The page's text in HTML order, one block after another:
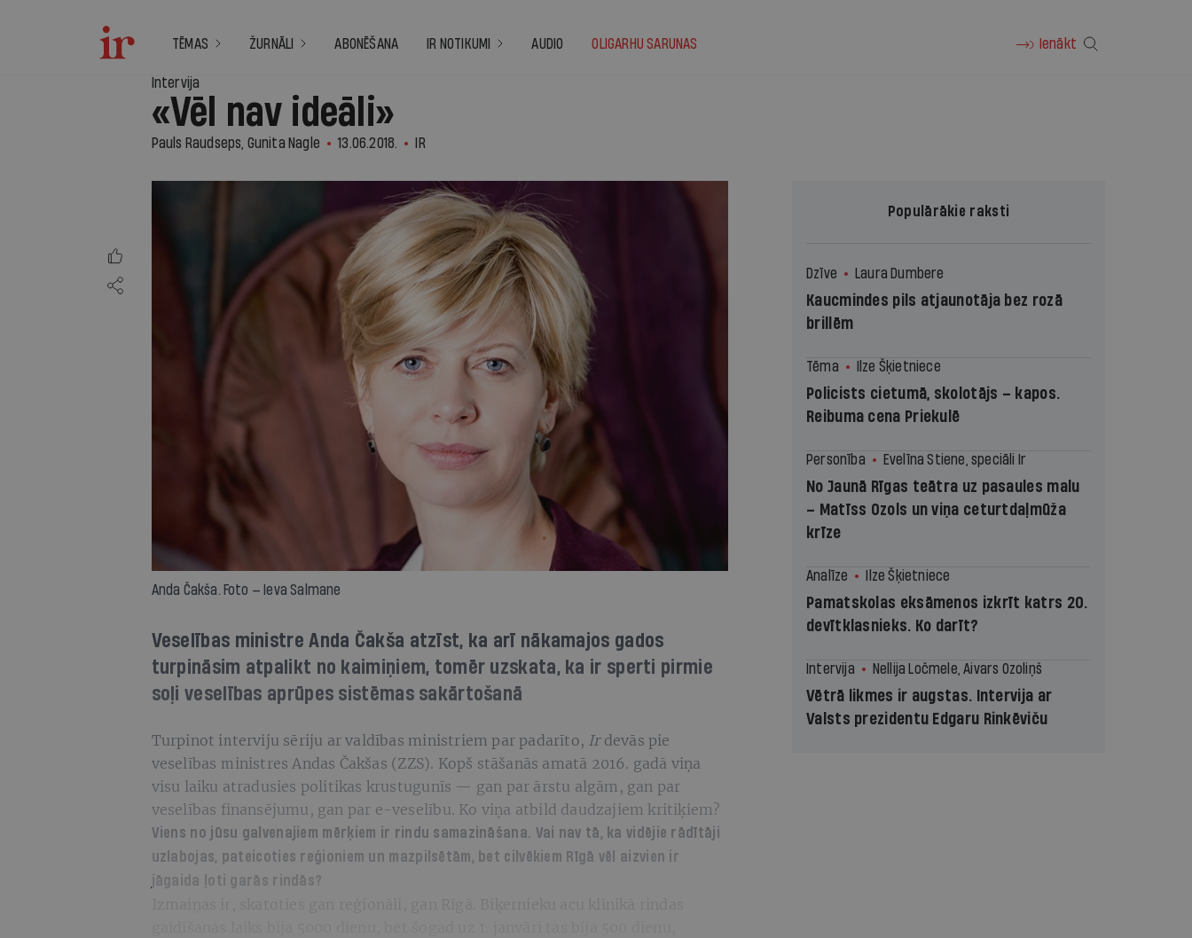
TĒMAS ŽURNĀLI ABONĒŠANA IR NOTIKUMI AUDIO OLIGARHU SARUNAS Ienākt
Intervija
«Vēl nav ideāli»
Pauls Raudseps, Gunita Nagle 13.06.2018. IR
Anda Čakša. Foto — Ieva Salmane
Veselības ministre Anda Čakša atzīst, ka arī nākamajos gados
turpināsim atpalikt no kaimiņiem, tomēr uzskata, ka ir sperti pirmie
soļi veselības aprūpes sistēmas sakārtošanā
Turpinot interviju sēriju ar valdības ministriem par padarīto, Irdevās pie
veselības ministres Andas Čakšas (ZZS). Kopš stāšanās amatā 2016. gadā viņa
visu laiku atradusies politikas krustugunīs — gan par ārstu algām, gan par
veselības finansējumu, gan par e-veselību. Ko viņa atbild daudzajiem kritiķiem?
Viens no jūsu galvenajiem mērķiem ir rindu samazināšana. Vai nav tā, ka vidējie rādītāji
uzlabojas, pateicoties reģioniem un mazpilsētām, bet cilvēkiem Rīgā vēl aizvien ir
jāgaida ļoti garās rindās?
Populārākie raksti
Dzīve Laura Dumbere
Kaucmindes pils atjaunotāja bez rozā
brillēm
Tēma Ilze Šķietniece
Policists cietumā, skolotājs – kapos.
Reibuma cena Priekulē
Personība Evelīna Stiene, speciāli Ir
No Jaunā Rīgas teātra uz pasaules malu
– Matīss Ozols un viņa ceturtdaļmūža
krīze
Analīze Ilze Šķietniece
Pamatskolas eksāmenos izkrīt katrs 20.
devītklasnieks. Ko darīt?
Intervija Nellija Ločmele, Aivars Ozoliņš
Vētrā likmes ir augstas. Intervija ar
Valsts prezidentu Edgaru Rinkēviču